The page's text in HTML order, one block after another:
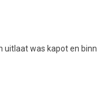
was kapot en